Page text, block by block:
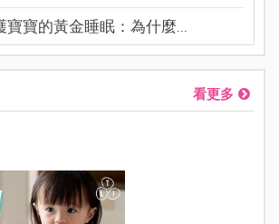
寶寶的黃金睡眠：為什麼...
看更多